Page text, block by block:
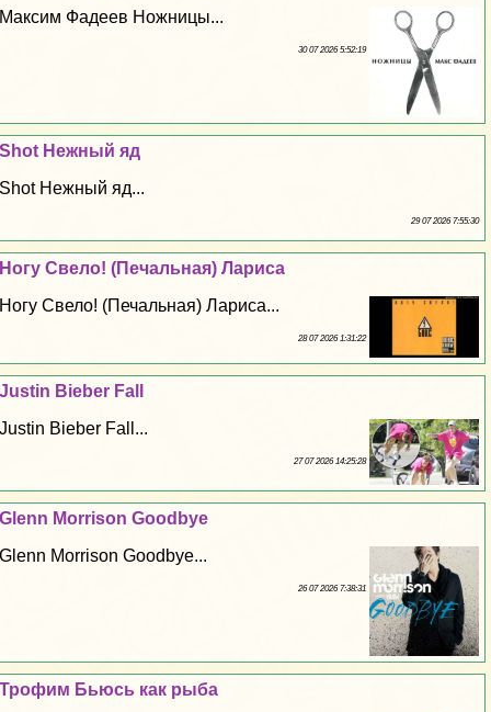
Максим Фадеев Ножницы...
30 07 2026 5:52:19
Shot Нежный яд
Shot Нежный яд...
29 07 2026 7:55:30
Ногу Свело! (Печальная) Лариса
Ногу Свело! (Печальная) Лариса...
28 07 2026 1:31:22
Justin Bieber Fall
Justin Bieber Fall...
27 07 2026 14:25:28
Glenn Morrison Goodbye
Glenn Morrison Goodbye...
26 07 2026 7:38:31
Трофим Бьюсь как рыба